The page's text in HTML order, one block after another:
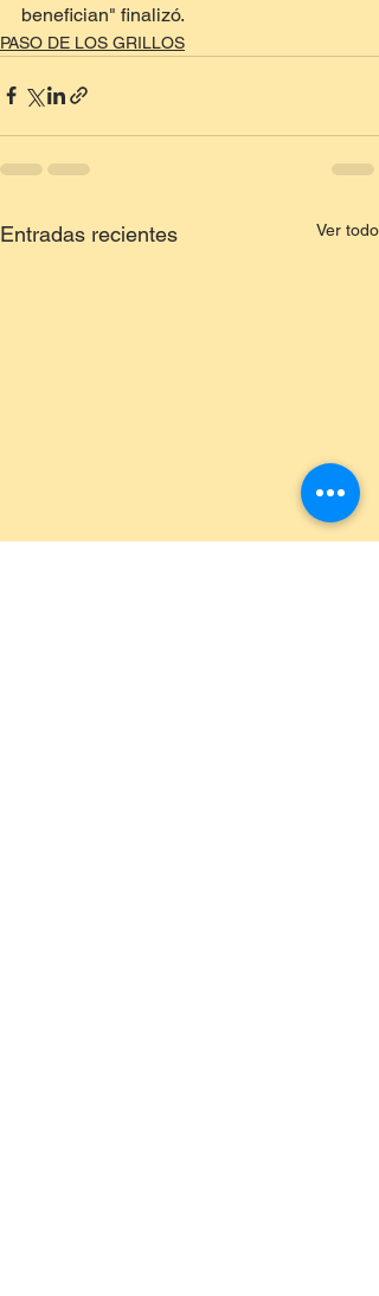
benefician" finalizó.
PASO DE LOS GRILLOS
Entradas recientes Ver todo